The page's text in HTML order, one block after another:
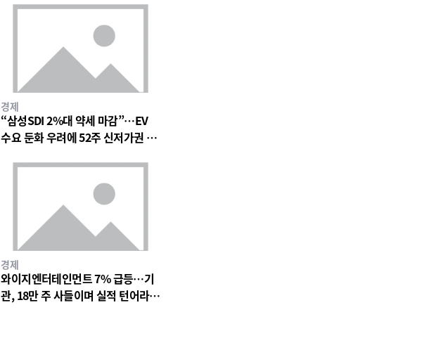
경제
“삼성SDI 2%대 약세 마감”…EV
수요 둔화 우려에 52주 신저가권 압
경제
와이지엔터테인먼트 7% 급등…기
관, 18만 주 사들이며 실적 턴어라운